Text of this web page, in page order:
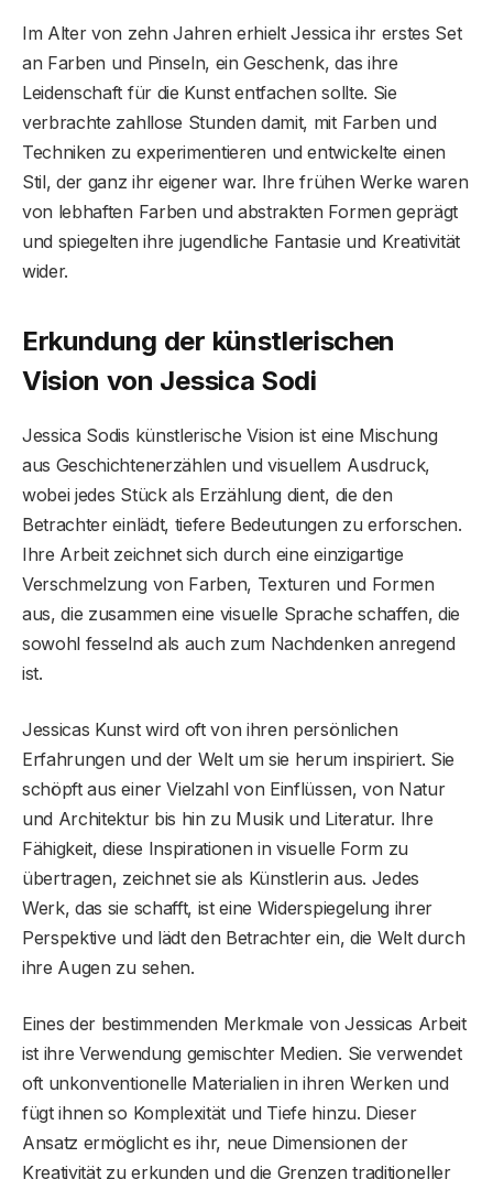
Im Alter von zehn Jahren erhielt Jessica ihr erstes Set
an Farben und Pinseln, ein Geschenk, das ihre
Leidenschaft für die Kunst entfachen sollte. Sie
verbrachte zahllose Stunden damit, mit Farben und
Techniken zu experimentieren und entwickelte einen
Stil, der ganz ihr eigener war. Ihre frühen Werke waren
von lebhaften Farben und abstrakten Formen geprägt
und spiegelten ihre jugendliche Fantasie und Kreativität
wider.
Erkundung der künstlerischen
Vision von Jessica Sodi
Jessica Sodis künstlerische Vision ist eine Mischung
aus Geschichtenerzählen und visuellem Ausdruck,
wobei jedes Stück als Erzählung dient, die den
Betrachter einlädt, tiefere Bedeutungen zu erforschen.
Ihre Arbeit zeichnet sich durch eine einzigartige
Verschmelzung von Farben, Texturen und Formen
aus, die zusammen eine visuelle Sprache schaffen, die
sowohl fesselnd als auch zum Nachdenken anregend
ist.
Jessicas Kunst wird oft von ihren persönlichen
Erfahrungen und der Welt um sie herum inspiriert. Sie
schöpft aus einer Vielzahl von Einflüssen, von Natur
und Architektur bis hin zu Musik und Literatur. Ihre
Fähigkeit, diese Inspirationen in visuelle Form zu
übertragen, zeichnet sie als Künstlerin aus. Jedes
Werk, das sie schafft, ist eine Widerspiegelung ihrer
Perspektive und lädt den Betrachter ein, die Welt durch
ihre Augen zu sehen.
Eines der bestimmenden Merkmale von Jessicas Arbeit
ist ihre Verwendung gemischter Medien. Sie verwendet
oft unkonventionelle Materialien in ihren Werken und
fügt ihnen so Komplexität und Tiefe hinzu. Dieser
Ansatz ermöglicht es ihr, neue Dimensionen der
Kreativität zu erkunden und die Grenzen traditioneller